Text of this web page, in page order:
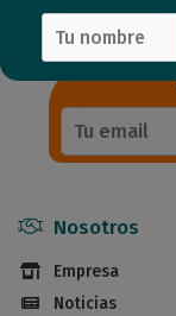
Nosotros
Empresa
Noticias